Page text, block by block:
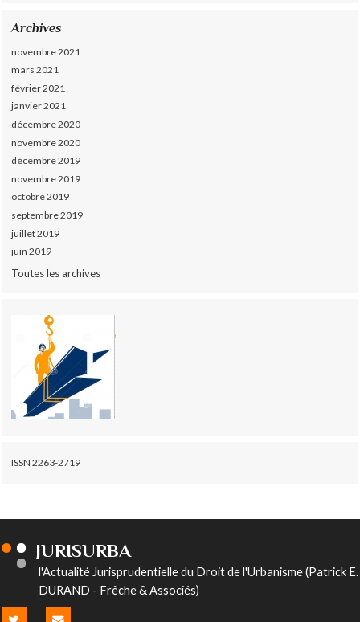
Archives
novembre 2021
mars 2021
février 2021
janvier 2021
décembre 2020
novembre 2020
décembre 2019
novembre 2019
octobre 2019
septembre 2019
juillet 2019
juin 2019
Toutes les archives
ISSN 2263-2719
JURISURBA
l'Actualité Jurisprudentielle du Droit de l'Urbanisme (Patrick E.
DURAND - Frêche & Associés)